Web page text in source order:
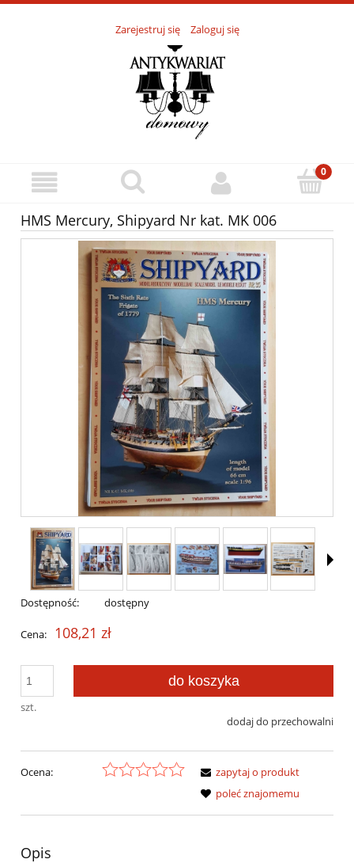
Zarejestruj się Zaloguj się
HMS Mercury, Shipyard Nr kat. MK 006
Dostępność: dostępny
Cena: 108,21 zł
szt.
do koszyka
dodaj do przechowalni
Ocena:
zapytaj o produkt
poleć znajomemu
Opis